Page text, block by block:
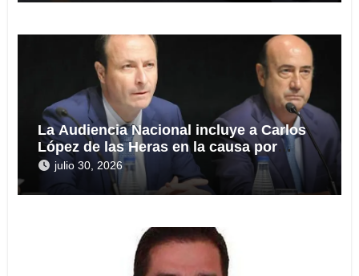
La Audiencia Nacional incluye a Carlos
López de las Heras en la causa por
presuntas irregularidades en el rescate
de 112,8 millones a Tubos Reunidos
julio 30, 2026